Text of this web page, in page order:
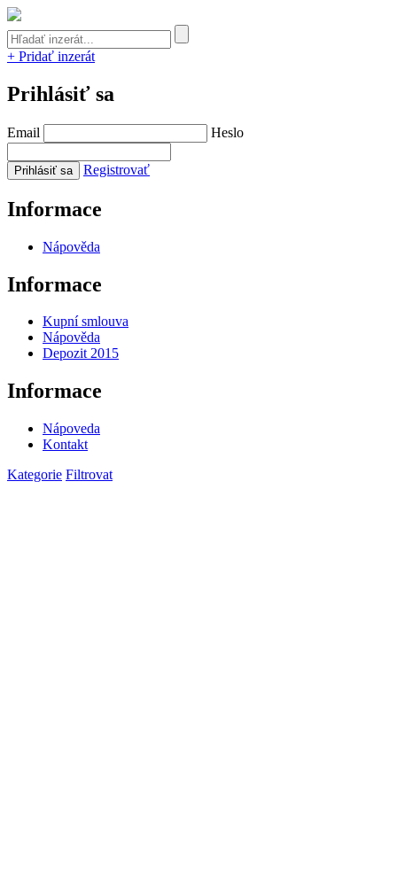
+ Pridať inzerát
Prihlásiť sa
Email Heslo
Registrovať
Informace
Nápověda
Informace
Kupní smlouva
Nápověda
Depozit 2015
Informace
Nápoveda
Kontakt
Kategorie Filtrovat